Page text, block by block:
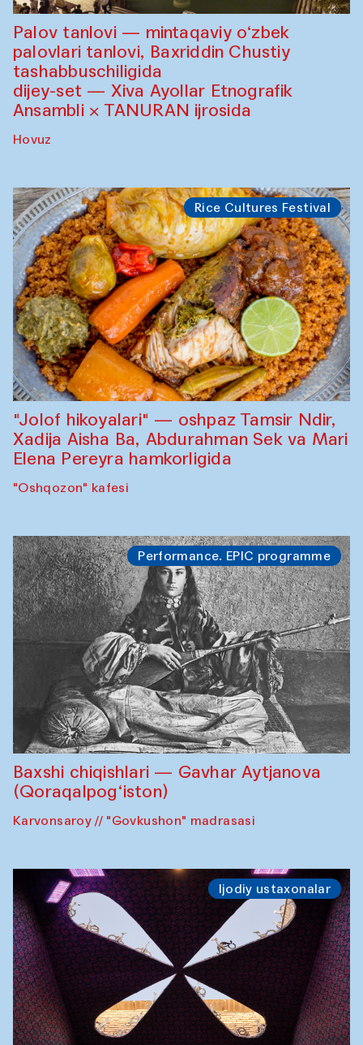
Palov tanlovi — mintaqaviy o‘zbek
palovlari tanlovi, Baxriddin Chustiy
tashabbuschiligida
dijey-set — Xiva Ayollar Etnografik
Ansambli × TANURAN ijrosida
Hovuz
Rice Cultures Festival
"Jolof hikoyalari" — oshpaz Tamsir Ndir,
Xadija Aisha Ba, Abdurahman Sek va Mari
Elena Pereyra hamkorligida
"Oshqozon" kafesi
Performance. EPIC programme
Baxshi chiqishlari — Gavhar Aytjanova
(Qoraqalpog‘iston)
Karvonsaroy // "Govkushon" madrasasi
Ijodiy ustaxonalar